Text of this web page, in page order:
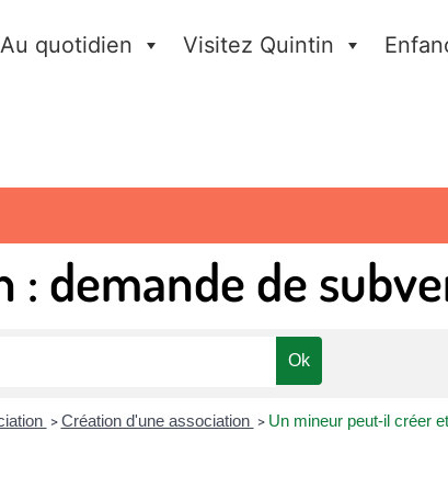
Au quotidien Visitez Quintin
: demande de
> Création d'une association > Un mineur peut-il créer